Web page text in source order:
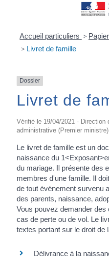
Accueil particuliers >
> Livret de famille
Dossier
Livret de
Vérifié le 19/04/2021 - Direction
administrative (Premier ministre)
Le livret de famille est un
naissance du
du mariage. Il présente des
membres d'une famille. Il
de tout événement survenu
des parents, naissance,
Vous pouvez demander
cas de perte ou de vol. Le
textes portant sur le droit de
Délivrance à la